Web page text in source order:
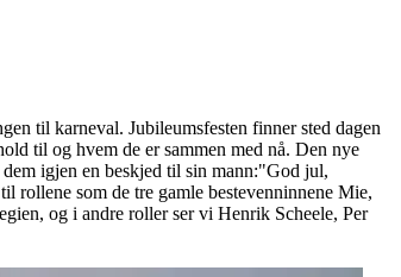
til karneval. Jubileumsfesten finner sted dagen
til og hvem de er sammen med nå. Den nye
igjen en beskjed til sin mann:"God jul,
rollene som de tre gamle bestevenninnene Mie,
og i andre roller ser vi Henrik Scheele, Per